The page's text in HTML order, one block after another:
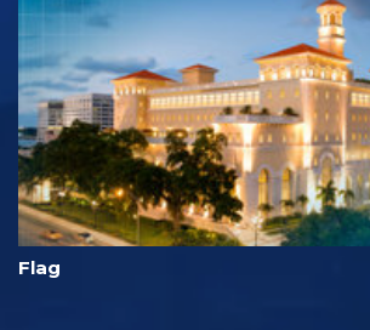
Flag